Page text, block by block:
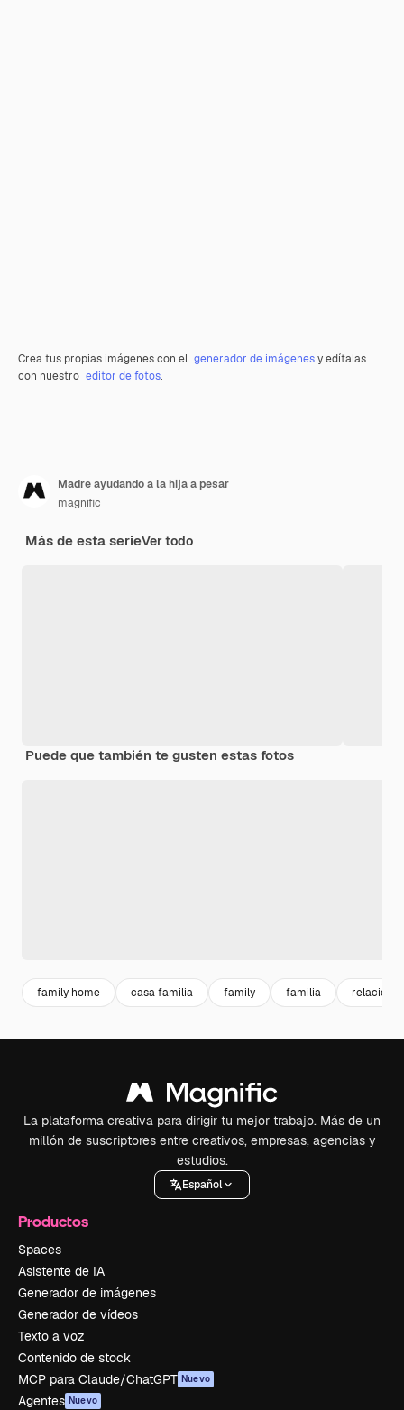
Crea tus propias imágenes con el generador de imágenesy edítalas
con nuestro editor de fotos.
Madre ayudando a la hija a pesar
magnific
Más de esta serieVer todo
Puede que también te gusten estas fotos
family home casa familia family familia relaciones
La plataforma creativa para dirigir tu mejor trabajo. Más de un
millón de suscriptores entre creativos, empresas, agencias y
estudios.
Español
Productos
Spaces
Asistente de IA
Generador de imágenes
Generador de vídeos
Texto a voz
Contenido de stock
MCP para Claude/ChatGPT Nuevo
Agentes Nuevo